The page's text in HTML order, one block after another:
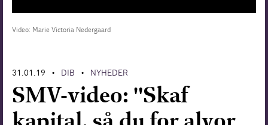
Uddannelse
Forskning
Video: Marie Victoria Nedergaard
31.01.19 • DIB • NYHEDER
SMV-video: "Skaf